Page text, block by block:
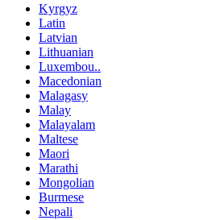
Kyrgyz
Latin
Latvian
Lithuanian
Luxembou..
Macedonian
Malagasy
Malay
Malayalam
Maltese
Maori
Marathi
Mongolian
Burmese
Nepali